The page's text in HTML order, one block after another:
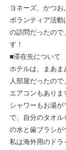
ヨネーズ、かつお
ボランティア活動
の訪問だったので
す！
■滞在先について
ホテルは、まあま
人部屋だったので
エアコンもありま
シャワーもお湯
で、自分のタオ
の水と歯ブラシが
私は海外用のドラ